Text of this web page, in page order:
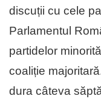
discuții cu cele
Parlamentul
partidelor
coaliție
dura câteva